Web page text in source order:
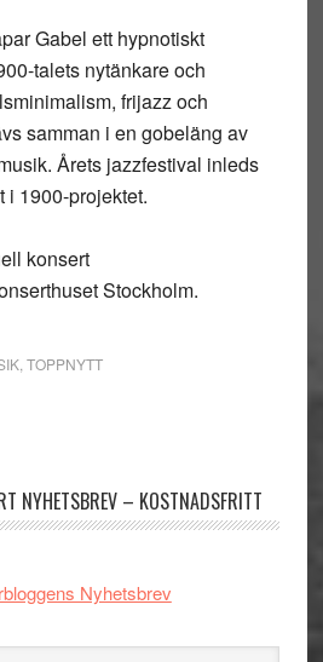
Gabel ett hypnotiskt
talets nytänkare och
frijazz och
samman i en gobeläng av
Årets jazzfestival inleds
i 1900-projektet.
konsert
Stockholm.
, TOPPNYTT
NYHETSBREV – KOSTNADSFRITT
Nyhetsbrev